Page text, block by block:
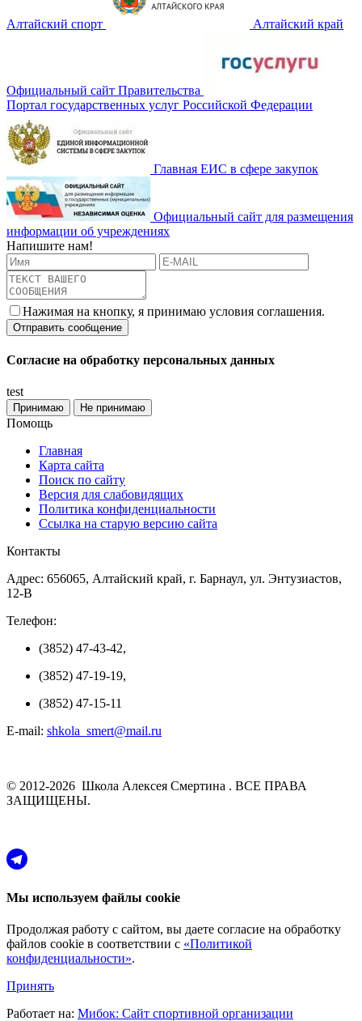
Алтайский спорт Алтайский край
Официальный сайт Правительства
Портал государственных услуг Российской Федерации
Главная ЕИС в сфере закупок
Официальный сайт для размещения
информации об учреждениях
Напишите нам!
Нажимая на кнопку, я принимаю условия соглашения.
Согласие на обработку персональных данных
test
Принимаю Не принимаю
Помощь
Главная
Карта сайта
Поиск по сайту
Версия для слабовидящих
Политика конфиденциальности
Ссылка на старую версию сайта
Контакты
Адрес: 656065, Алтайский край, г. Барнаул, ул. Энтузиастов,
12-В
Телефон:
(3852) 47-43-42,
(3852) 47-19-19,
(3852) 47-15-11
E-mail: shkola_smert@mail.ru
© 2012-2026 Школа Алексея Смертина . ВСЕ ПРАВА
ЗАЩИЩЕНЫ.
Мы используем файлы cookie
Продолжая работу с сайтом, вы даете согласие на обработку
файлов cookie в соответствии с «Политикой
конфиденциальности».
Принять
Работает на: Мибок: Сайт спортивной организации